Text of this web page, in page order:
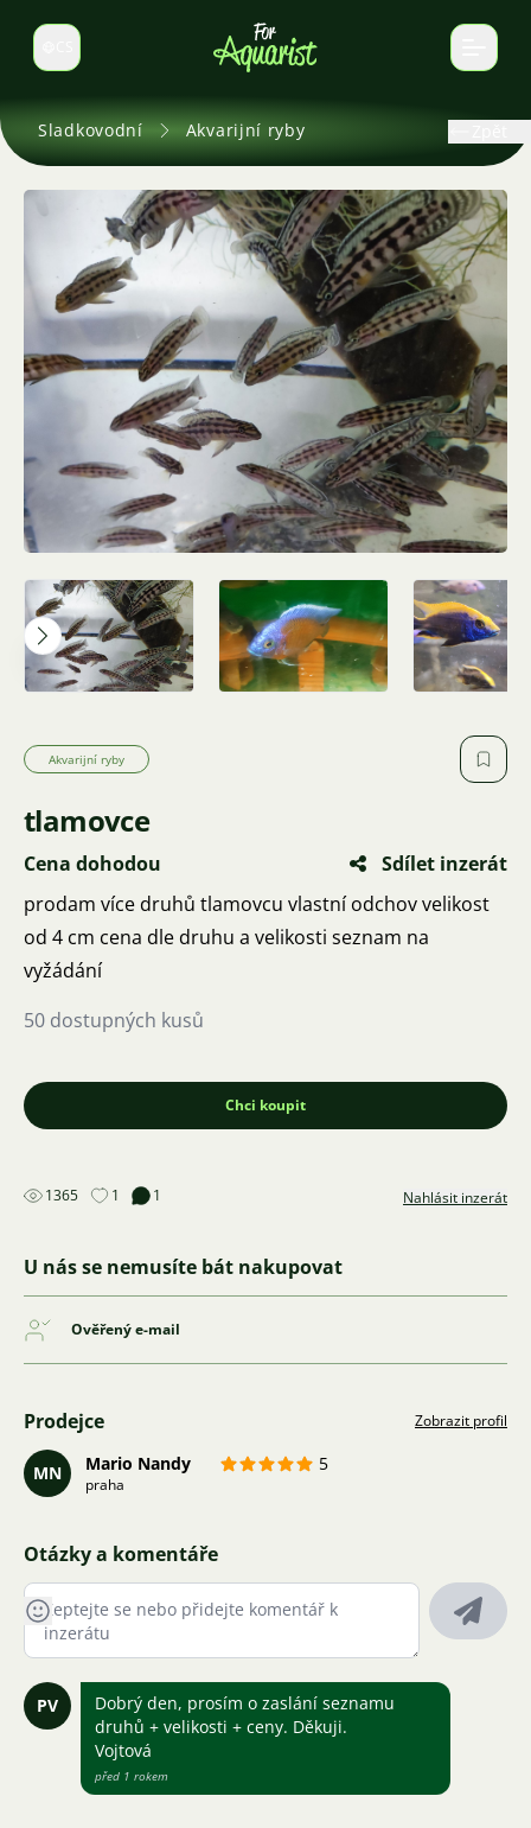
Select language
Sladkovodní Akvarijní ryby
Akvarijní ryby
tlamovce
Cena dohodou
Sdílet inzerát
prodam více druhů tlamovcu vlastní odchov velikost
od 4 cm cena dle druhu a velikosti seznam na
vyžádání
50 dostupných kusů
Chci koupit
1365 1 1 Nahlásit inzerát
U nás se nemusíte bát nakupovat
Ověřený e-mail
Prodejce Zobrazit profil
MN Mario Nandy 5
praha
Otázky a komentáře
PV
Dobrý den, prosím o zaslání seznamu
druhů + velikosti + ceny. Děkuji.
Vojtová
před 1 rokem